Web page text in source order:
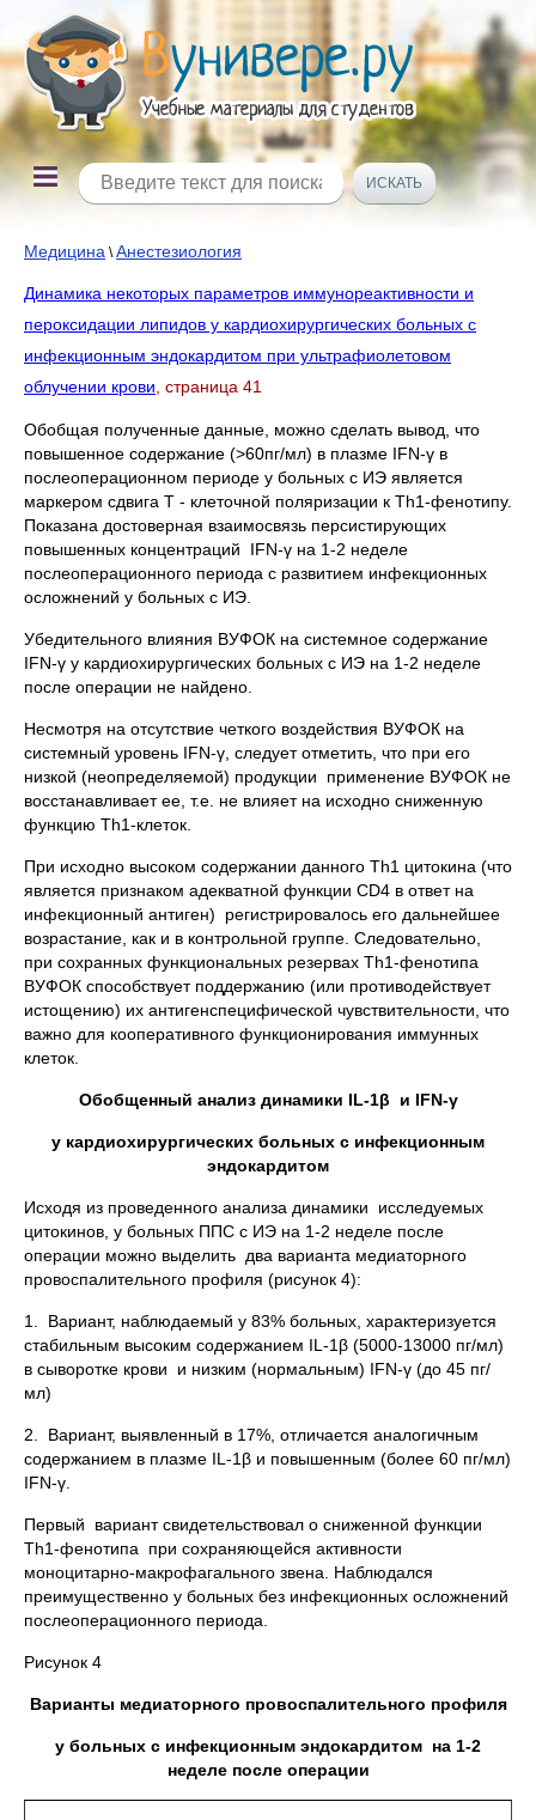
Медицина \Анестезиология
Динамика некоторых параметров иммунореактивности и
пероксидации липидов у кардиохирургических больных с
инфекционным эндокардитом при ультрафиолетовом
облучении крови , страница 41
Обобщая полученные данные, можно сделать вывод, что
повышенное содержание (>60пг/мл) в плазме IFN-γ в
послеоперационном периоде у больных с ИЭ является
маркером сдвига Т - клеточной поляризации к Th1-фенотипу.
Показана достоверная взаимосвязь персистирующих
повышенных концентраций IFN-γ на 1-2 неделе
послеоперационного периода с развитием инфекционных
осложнений у больных с ИЭ.
Убедительного влияния ВУФОК на системное содержание
IFN-γ у кардиохирургических больных с ИЭ на 1-2 неделе
после операции не найдено.
Несмотря на отсутствие четкого воздействия ВУФОК на
системный уровень IFN-γ, следует отметить, что при его
низкой (неопределяемой) продукции применение ВУФОК не
восстанавливает ее, т.е. не влияет на исходно сниженную
функцию Th1-клеток.
При исходно высоком содержании данного Th1 цитокина (что
является признаком адекватной функции CD4 в ответ на
инфекционный антиген) регистрировалось его дальнейшее
возрастание, как и в контрольной группе. Следовательно,
при сохранных функциональных резервах Th1-фенотипа
ВУФОК способствует поддержанию (или противодействует
истощению) их антигенспецифической чувствительности, что
важно для кооперативного функционирования иммунных
клеток.
Обобщенный анализ динамики IL-1β и IFN-γ
у кардиохирургических больных с инфекционным
эндокардитом
Исходя из проведенного анализа динамики исследуемых
цитокинов, у больных ППС с ИЭ на 1-2 неделе после
операции можно выделить два варианта медиаторного
провоспалительного профиля (рисунок 4):
1. Вариант, наблюдаемый у 83% больных, характеризуется
стабильным высоким содержанием IL-1β (5000-13000 пг/мл)
в сыворотке крови и низким (нормальным) IFN-γ (до 45 пг/
мл)
2. Вариант, выявленный в 17%, отличается аналогичным
содержанием в плазме IL-1β и повышенным (более 60 пг/мл)
IFN-γ.
Первый вариант свидетельствовал о сниженной функции
Тh1-фенотипа при сохраняющейся активности
моноцитарно-макрофагального звена. Наблюдался
преимущественно у больных без инфекционных осложнений
послеоперационного периода.
Рисунок 4
Варианты медиаторного провоспалительного профиля
у больных с инфекционным эндокардитом на 1-2
неделе после операции